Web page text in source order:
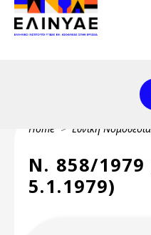
Skip to main content
Header Top 2
Header Top
Breadcrumb
Home Εθνική Νομοθεσία
Ν. 858/
5.1.1979)